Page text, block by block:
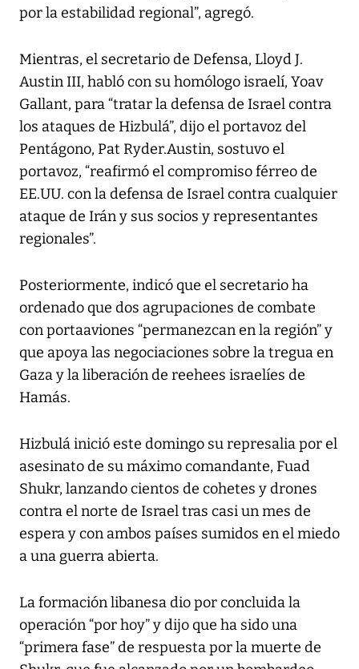
por la estabilidad regional”, agregó.
Mientras, el secretario de Defensa, Lloyd J.
Austin III, habló con su homólogo israelí, Yoav
Gallant, para “tratar la defensa de Israel contra
los ataques de Hizbulá”, dijo el portavoz del
Pentágono, Pat Ryder.Austin, sostuvo el
portavoz, “reafirmó el compromiso férreo de
EE.UU. con la defensa de Israel contra cualquier
ataque de Irán y sus socios y representantes
regionales”.
Posteriormente, indicó que el secretario ha
ordenado que dos agrupaciones de combate
con portaaviones “permanezcan en la región” y
que apoya las negociaciones sobre la tregua en
Gaza y la liberación de reehees israelíes de
Hamás.
Hizbulá inició este domingo su represalia por el
asesinato de su máximo comandante, Fuad
Shukr, lanzando cientos de cohetes y drones
contra el norte de Israel tras casi un mes de
espera y con ambos países sumidos en el miedo
a una guerra abierta.
La formación libanesa dio por concluida la
operación “por hoy” y dijo que ha sido una
“primera fase” de respuesta por la muerte de